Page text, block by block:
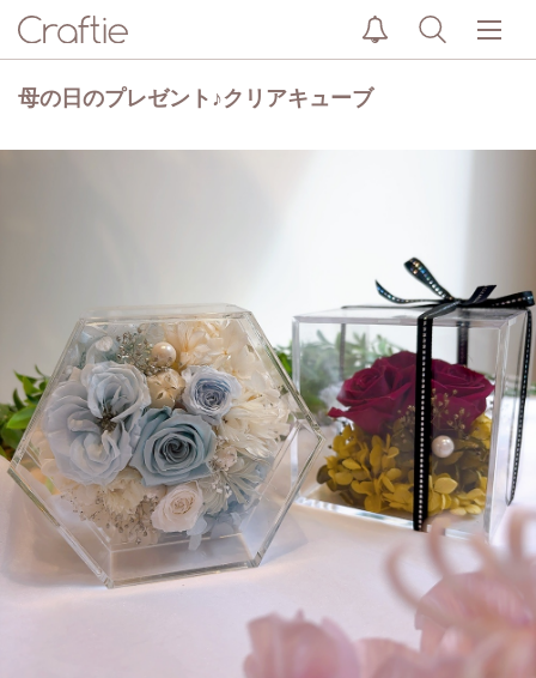
母の日のプレゼント♪クリアキューブ